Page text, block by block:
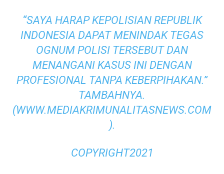
“SAYA HARAP KEPOLISIAN REPUBLIK
INDONESIA DAPAT MENINDAK TEGAS
OGNUM POLISI TERSEBUT DAN
MENANGANI KASUS INI DENGAN
PROFESIONAL TANPA KEBERPIHAKAN.”
TAMBAHNYA.
(WWW.MEDIAKRIMUNALITASNEWS.COM
).
COPYRIGHT2021